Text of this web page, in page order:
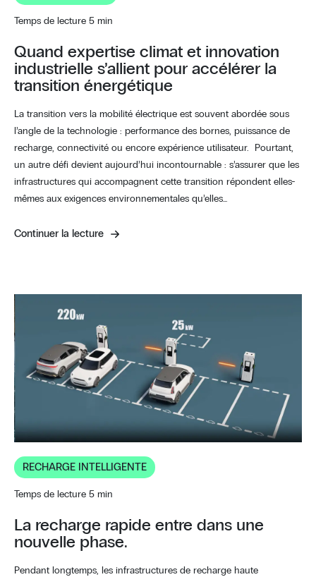
Temps de lecture 5 min
Quand expertise climat et innovation
industrielle s’allient pour accélérer la
transition énergétique
La transition vers la mobilité électrique est souvent abordée sous
l’angle de la technologie : performance des bornes, puissance de
recharge, connectivité ou encore expérience utilisateur. Pourtant,
un autre défi devient aujourd’hui incontournable : s’assurer que les
infrastructures qui accompagnent cette transition répondent elles-
mêmes aux exigences environnementales qu’elles…
Continuer la lecture
RECHARGE INTELLIGENTE
Temps de lecture 5 min
La recharge rapide entre dans une
nouvelle phase.
Pendant longtemps, les infrastructures de recharge haute